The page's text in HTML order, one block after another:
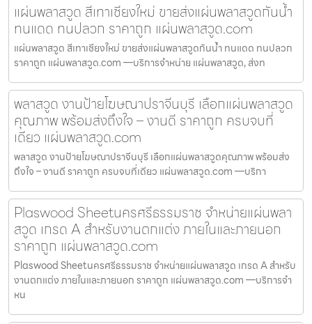
แผ่นพลาสวูด สีเทาเชียงใหม่ ขายส่งแผ่นพลาสวูดกันน้ำ
ทนแดด ทนปลวก ราคาถูก แผ่นพลาสวูด.com
แผ่นพลาสวูด สีเทาเชียงใหม่ ขายส่งแผ่นพลาสวูดกันน้ำ ทนแดด ทนปลวก
ราคาถูก แผ่นพลาสวูด.com —บริการจำหน่าย แผ่นพลาสวูด, ส่งท
พลาสวูด งานป้ายโฆษณาปราจีนบุรี เลือกแผ่นพลาสวูด
คุณภาพ พร้อมส่งถึงใจ – งานดี ราคาถูก ครบจบที่
เดียว แผ่นพลาสวูด.com
พลาสวูด งานป้ายโฆษณาปราจีนบุรี เลือกแผ่นพลาสวูดคุณภาพ พร้อมส่ง
ถึงใจ – งานดี ราคาถูก ครบจบที่เดียว แผ่นพลาสวูด.com —บริกา
Plaswood Sheetนครศรีธรรมราช จำหน่ายแผ่นพลา
สวูด เกรด A สำหรับงานตกแต่ง ภายในและภายนอก
ราคาถูก แผ่นพลาสวูด.com
Plaswood Sheetนครศรีธรรมราช จำหน่ายแผ่นพลาสวูด เกรด A สำหรับ
งานตกแต่ง ภายในและภายนอก ราคาถูก แผ่นพลาสวูด.com —บริการจำ
หน